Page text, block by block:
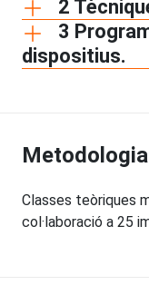
2
3
dispositius.
Classes teòriques
col·laboració a 25